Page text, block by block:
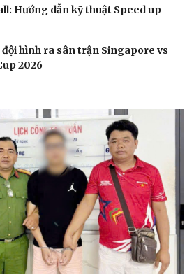
Hướng dẫn kỹ thuật Speed up
đội hình ra sân trận Singapore vs
2026